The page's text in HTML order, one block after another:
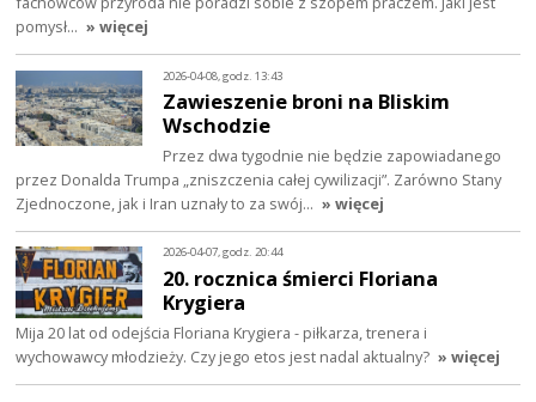
pomysł… » więcej
2026-04-08, godz. 13:43
Zawieszenie broni na Bliskim
Wschodzie
Przez dwa tygodnie nie będzie zapowiadanego
przez Donalda Trumpa „zniszczenia całej cywilizacji”. Zarówno Stany
Zjednoczone, jak i Iran uznały to za swój… » więcej
2026-04-07, godz. 20:44
20. rocznica śmierci Floriana
Krygiera
Mija 20 lat od odejścia Floriana Krygiera - piłkarza, trenera i
wychowawcy młodzieży. Czy jego etos jest nadal aktualny? » więcej